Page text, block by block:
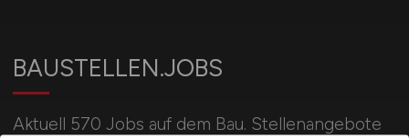
BAUSTELLEN.JOBS
Aktuell 570 Jobs auf dem Bau. Stellenangebote